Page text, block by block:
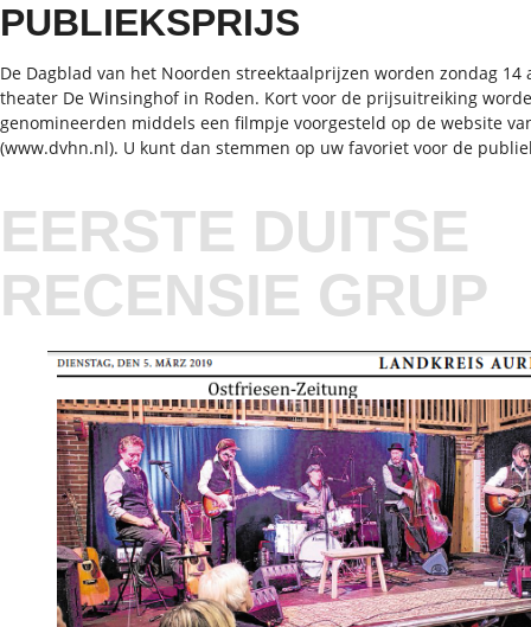
PUBLIEKSPRIJS
De Dagblad van het Noorden streektaalprijzen worden zondag
theater De Winsinghof in Roden. Kort voor de prijsuitreiking
genomineerden middels een filmpje voorgesteld op de website
(www.dvhn.nl). U kunt dan stemmen op uw favoriet voor de
EERSTE DUITSE
RECENSIE GRUP